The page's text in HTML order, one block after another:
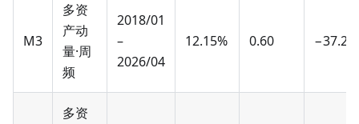
M3
多资
产动
量·周
频
2018/01
–
2026/04
12.15% 0.60
多资